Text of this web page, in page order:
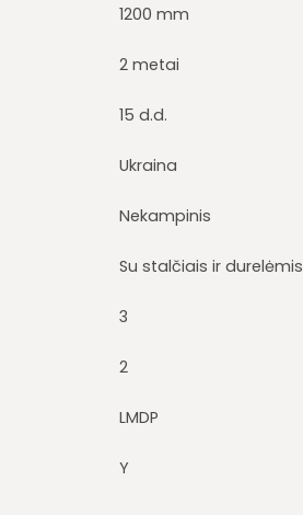
1200 mm
2 metai
15 d.d.
Ukraina
Nekampinis
Su stalčiais ir durelėmis
3
2
LMDP
Y